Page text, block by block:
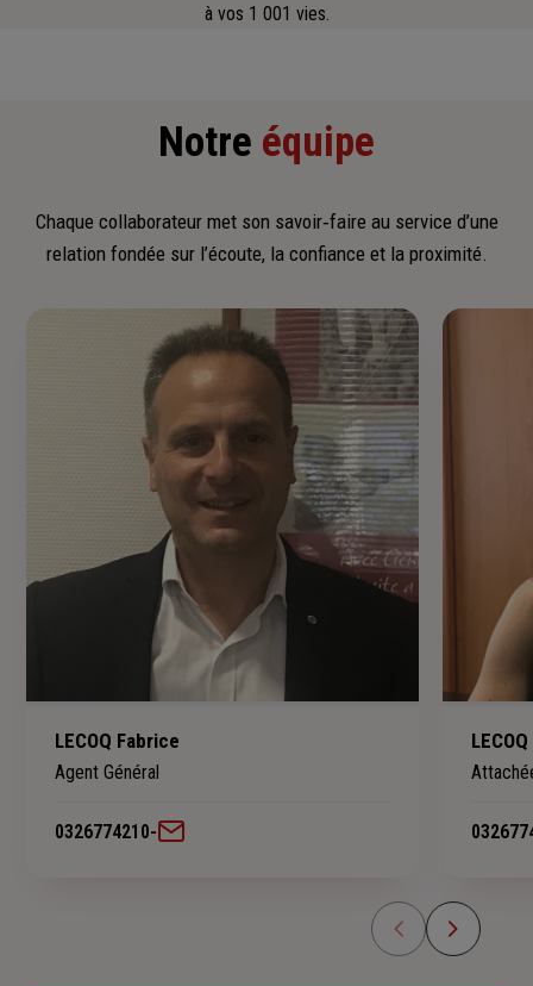
à vos 1 001 vies.
Notre équipe
Chaque collaborateur met son savoir‑faire au service d’une
relation fondée sur l’écoute, la confiance et la proximité.
LECOQ Fabrice
Agent Général
0326774210-